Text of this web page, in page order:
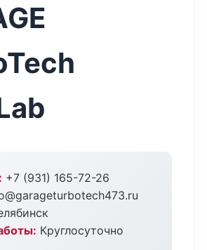
+7 (931) 165-72-26
Круглосуточно